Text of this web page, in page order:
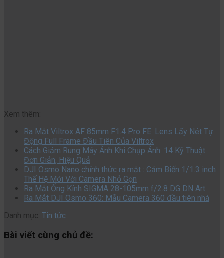
Xem thêm:
Ra Mắt Viltrox AF 85mm F1.4 Pro FE: Lens Lấy Nét Tự
Động Full Frame Đầu Tiên Của Viltrox
Cách Giảm Rung Máy Ảnh Khi Chụp Ảnh: 14 Kỹ Thuật
Đơn Giản, Hiệu Quả
DJI Osmo Nano chính thức ra mắt : Cảm Biến 1/1.3 inch
Thế Hệ Mới Với Camera Nhỏ Gọn
Ra Mắt Ống Kính SIGMA 28-105mm f/2.8 DG DN Art
Ra Mắt DJI Osmo 360: Mẫu Camera 360 đầu tiên nhà
Danh mục: Tin tức
Bài viết cùng chủ đề: